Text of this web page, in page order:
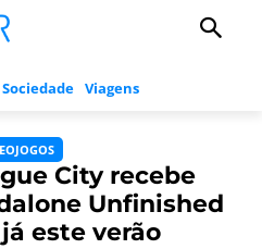
Sociedade Viagens
City recebe
Unfinished
este verão